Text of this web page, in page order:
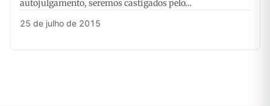
autojulgamento, seremos castigados pelo…
25 de julho de 2015